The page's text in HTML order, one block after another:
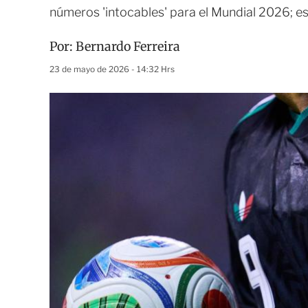
números 'intocables' para el Mundial 2026;
Por: Bernardo Ferreira
23 de mayo de 2026 - 14:32 Hrs